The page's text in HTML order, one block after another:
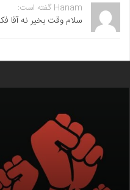
Hanam گفته است:
سلام وقت بخیر نه آقا